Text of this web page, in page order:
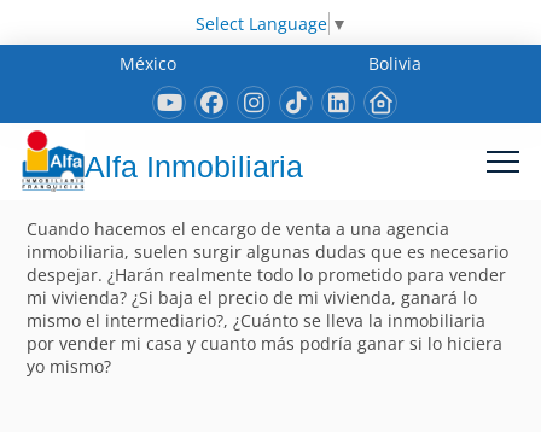
Select Language ▼
México
Bolivia
Alfa Inmobiliaria
Cuando hacemos el encargo de venta a una agencia
inmobiliaria, suelen surgir algunas dudas que es necesario
despejar. ¿Harán realmente todo lo prometido para vender
mi vivienda? ¿Si baja el precio de mi vivienda, ganará lo
mismo el intermediario?, ¿Cuánto se lleva la inmobiliaria
por vender mi casa y cuanto más podría ganar si lo hiciera
yo mismo?